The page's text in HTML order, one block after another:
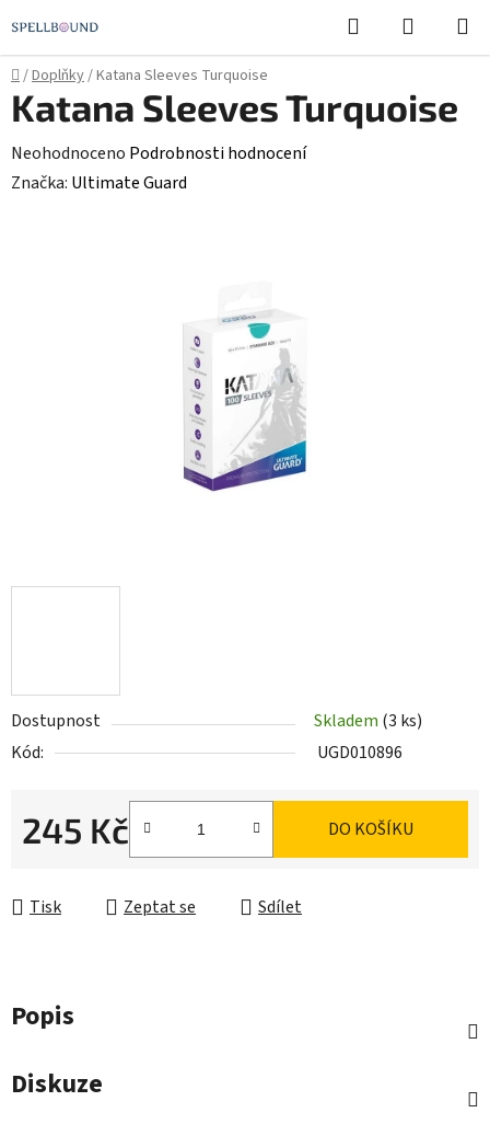
na
obsah
Hledat
KOŠÍK
Domů
/Doplňky/Katana Sleeves Turquoise
Dostupnost Skladem (3 ks)
Kód:
UGD010896
245 Kč DO KOŠÍKU
Tisk Zeptat se Sdílet
Katana Sleeves Turquoise
Průměrné
hodnocení
Neohodnoceno Podrobnosti hodnocení
Značka: Ultimate Guard
Popis
Diskuze